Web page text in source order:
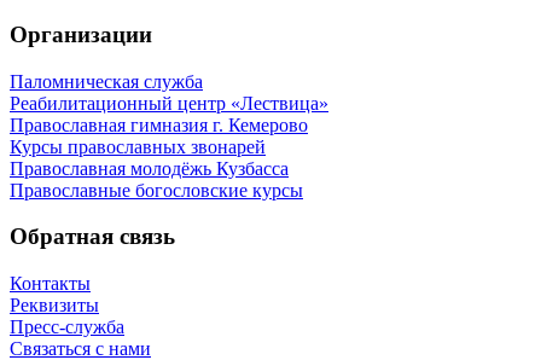
Организации
Паломническая служба
Реабилитационный центр «Лествица»
Православная гимназия г. Кемерово
Курсы православных звонарей
Православная молодёжь Кузбасса
Православные богословские курсы
Обратная связь
Контакты
Реквизиты
Пресс-служба
Связаться с нами